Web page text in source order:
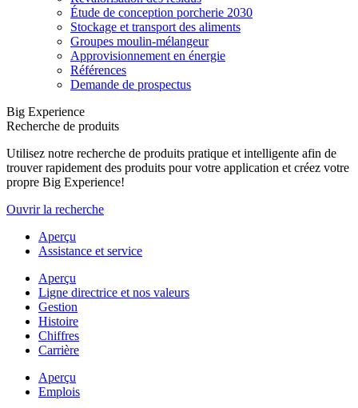
Étude de conception porcherie 2030
Stockage et transport des aliments
Groupes moulin-mélangeur
Approvisionnement en énergie
Références
Demande de prospectus
Big Experience
Recherche de produits
Utilisez notre recherche de produits pratique et intelligente afin de
trouver rapidement des produits pour votre application et créez votre
propre Big Experience!
Ouvrir la recherche
Aperçu
Assistance et service
Aperçu
Ligne directrice et nos valeurs
Gestion
Histoire
Chiffres
Carrière
Aperçu
Emplois